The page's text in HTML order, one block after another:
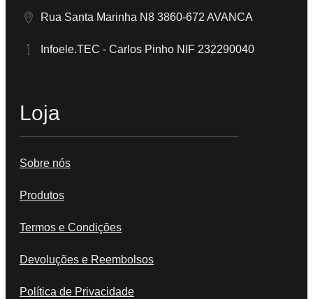
Rua Santa Marinha N8 3860-672 AVANCA
Infoele.TEC - Carlos Pinho NIF 232290040
Loja
Sobre nós
Produtos
Termos e Condições
Devoluções e Reembolsos
Política de Privacidade